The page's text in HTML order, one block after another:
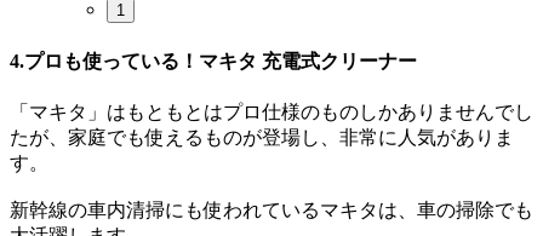
1
4.プロも使っている！マキタ 充電式クリーナー
「マキタ」はもともとはプロ仕様のものしかありませんでし
たが、家庭でも使えるものが登場し、非常に人気がありま
す。
新幹線の車内清掃にも使われているマキタは、車の掃除でも